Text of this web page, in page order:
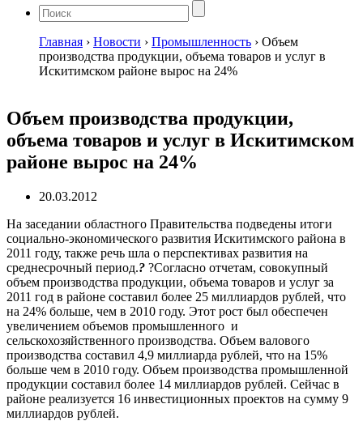
Главная › Новости › Промышленность › Объем
производства продукции, объема товаров и услуг в
Искитимском районе вырос на 24%
Объем производства продукции,
объема товаров и услуг в Искитимском
районе вырос на 24%
20.03.2012
На заседании областного Правительства подведены итоги
социально-экономического развития Искитимского района в
2011 году, также речь шла о перспективах развития на
среднесрочный период.? ?Согласно отчетам, совокупный
объем производства продукции, объема товаров и услуг за
2011 год в районе составил более 25 миллиардов рублей, что
на 24% больше, чем в 2010 году. Этот рост был обеспечен
увеличением объемов промышленного и
сельскохозяйственного производства. Объем валового
производства составил 4,9 миллиарда рублей, что на 15%
больше чем в 2010 году. Объем производства промышленной
продукции составил более 14 миллиардов рублей. Сейчас в
районе реализуется 16 инвестиционных проектов на сумму 9
миллиардов рублей.